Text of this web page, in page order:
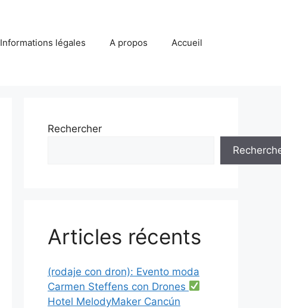
Informations légales A propos Accueil
Rechercher
Articles récents
(rodaje con dron): Evento moda
Carmen Steffens con Drones
Hotel MelodyMaker Cancún